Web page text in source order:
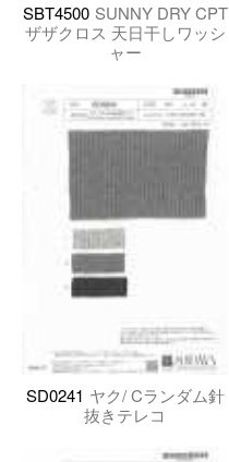
SBT4500 SUNNY DRY CPT
ザザクロス 天日干しワッシ
ャー
SD0241 ヤク/ Cランダム針
抜きテレコ